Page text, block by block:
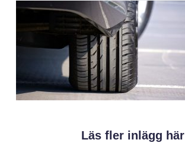
Läs fler inlägg här